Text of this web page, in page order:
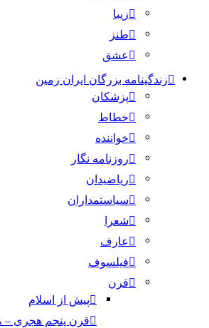
زیبا
طنز
عشق
زندگینامه بزرگان ایران زمین
پزشکان
خطاط
خواننده
روزنامه نگار
ریاضیدان
سیاستمداران
شعرا
عارف
فیلسوف
قرن
پیش از اسلام
قرن پنجم هجری – ۳۸۸ الی ۴۸۵ شمسی